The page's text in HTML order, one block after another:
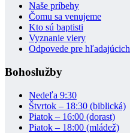
Naše príbehy
Čomu sa venujeme
Kto sú baptisti
Vyznanie viery
Odpovede pre hľadajúcich
Bohoslužby
Nedeľa 9:30
Štvrtok – 18:30 (biblická)
Piatok – 16:00 (dorast)
Piatok – 18:00 (mládež)